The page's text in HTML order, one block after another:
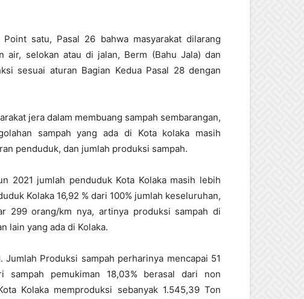
satu, Pasal 26 bahwa masyarakat dilarang
air, selokan atau di jalan, Berm (Bahu Jala) dan
sesuai aturan Bagian Kedua Pasal 28 dengan
jera dalam membuang sampah sembarangan,
sampah yang ada di Kota kolaka masih
penduduk, dan jumlah produksi sampah.
2021 jumlah penduduk Kota Kolaka masih lebih
Kolaka 16,92 % dari 100% jumlah keseluruhan,
299 orang/km nya, artinya produksi sampah di
lain yang ada di Kolaka.
Produksi sampah perharinya mencapai 51
pemukiman 18,03% berasal dari non
Kolaka memproduksi sebanyak 1.545,39 Ton